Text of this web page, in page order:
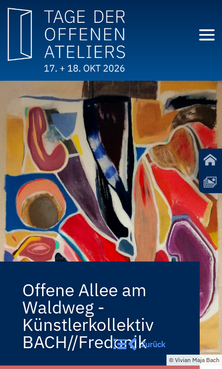
Offene Allee am
Waldweg -
Künstlerkollektiv
BACH//FredonikZurück
Vivian Maja Bach